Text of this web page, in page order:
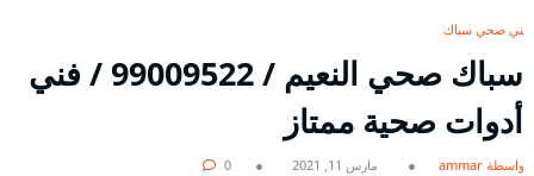
فني صحي سباك
سباك صحي النعيم / 99009522 / فني
أدوات صحية ممتاز
بواسطة ammar مارس 11, 2021 0